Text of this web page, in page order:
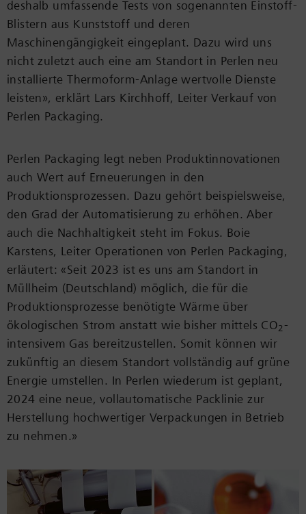
deshalb umfassende Tests von sogenannten Einstoff-
Blistern aus Kunststoff und deren
Maschinengängigkeit eingeplant. Dazu wird uns
nicht zuletzt auch eine am Standort in Perlen neu
installierte Thermoform-Anlage wertvolle Dienste
leisten», erklärt Lars Kirchhoff, Leiter Verkauf von
Perlen Packaging.
Perlen Packaging legt neben Produktinnovationen
auch Wert auf Erneuerungen in den
Produktionsprozessen. Dazu gehört beispielsweise,
den Grad der Automatisierung zu erhöhen. Aber
auch die Nachhaltigkeit steht im Fokus. Boie
Karstens, Leiter Operationen von Perlen Packaging,
erläutert: «Seit 2023 ist es uns am Standort in
Müllheim (Deutschland) möglich, die für die
Produktionsprozesse benötigte Wärme über
ökologischen Strom anstatt wie bisher mittels CO2-
intensivem Gas bereitzustellen. Somit können wir
zukünftig an diesem Standort vollständig auf grüne
Energie umstellen. In Perlen wiederum ist geplant,
2024 eine neue, vollautomatische Packlinie zur
Herstellung hochwertiger Verpackungen in Betrieb
zu nehmen.»